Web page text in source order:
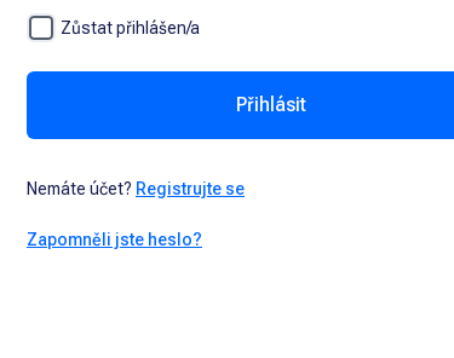
Zůstat přihlášen/a
Přihlásit
Nemáte účet? Registrujte se
Zapomněli jste heslo?